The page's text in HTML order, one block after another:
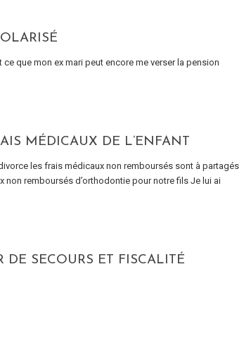
que mon ex mari peut encore me verser la pension
MÉDICAUX DE L’ENFANT
les frais médicaux non remboursés sont à partagés
remboursés d’orthodontie pour notre fils Je lui ai
SECOURS ET FISCALITÉ